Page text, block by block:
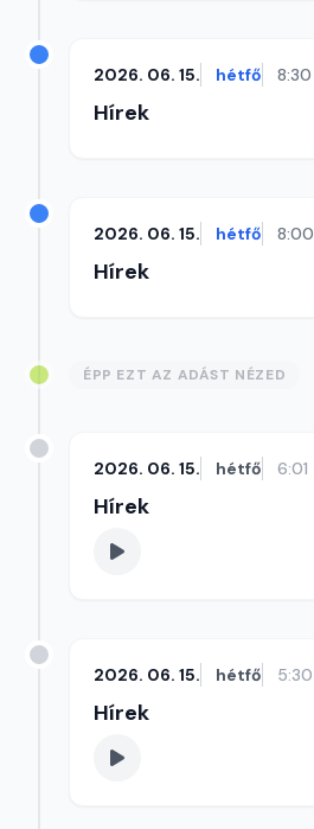
2026. 06. 15. hétfő 8:30
Hírek
2026. 06. 15. hétfő 8:00
Hírek
ÉPP EZT AZ ADÁST NÉZED
2026. 06. 15. hétfő 6:01
Hírek
2026. 06. 15. hétfő 5:30
Hírek